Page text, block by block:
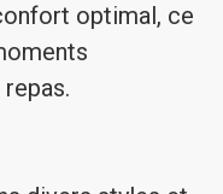
optimal, ce